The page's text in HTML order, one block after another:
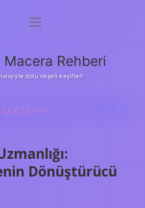
Anasayfa
Yasal Uyarı
menüyü
Macera Rehberi
dolu neşeli keşifler!
NEDIR ?
Dönüştürücü